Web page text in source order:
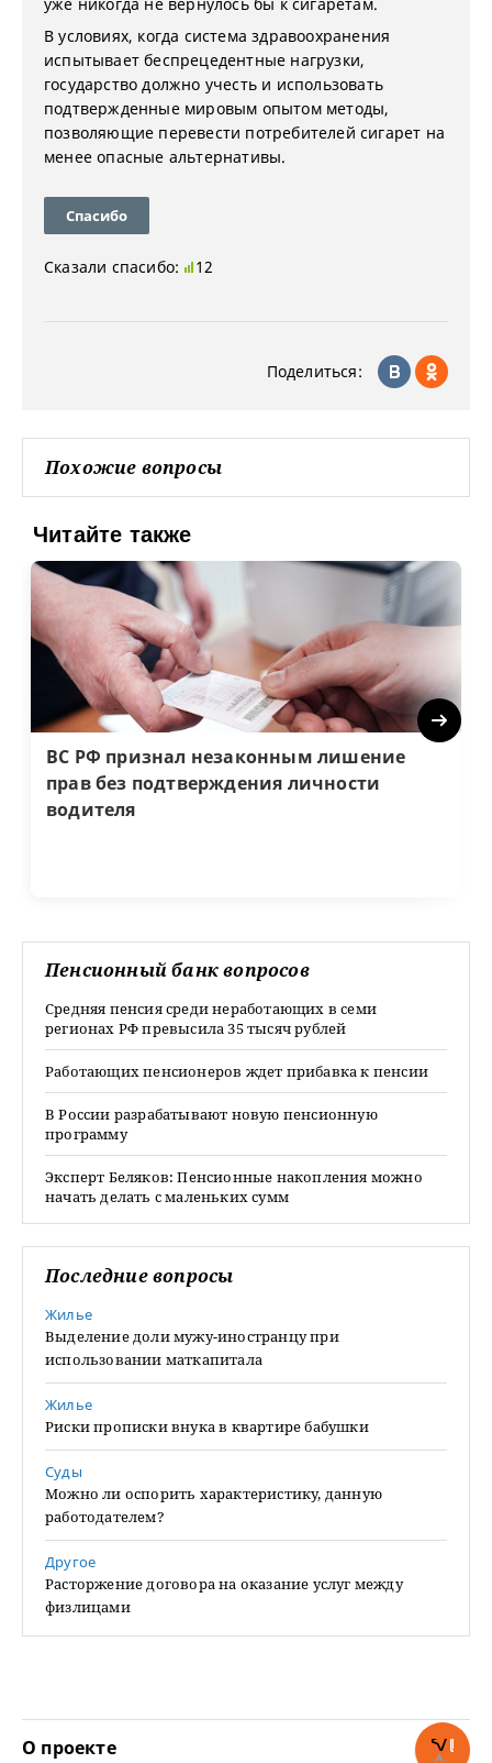
В условиях, когда система здравоохранения
испытывает беспрецедентные нагрузки,
государство должно учесть и использовать
подтвержденные мировым опытом методы,
позволяющие перевести потребителей сигарет на
менее опасные альтернативы.
Спасибо
Сказали спасибо: 12
Поделиться:
Похожие вопросы
Читайте также
ВС РФ признал незаконным лишение
прав без подтверждения личности
водителя
Next
Пенсионный банк вопросов
Средняя пенсия среди неработающих в семи
регионах РФ превысила 35 тысяч рублей
Работающих пенсионеров ждет прибавка к пенсии
В России разрабатывают новую пенсионную
программу
Эксперт Беляков: Пенсионные накопления можно
начать делать с маленьких сумм
Последние вопросы
Жилье
Выделение доли мужу-иностранцу при
использовании маткапитала
Жилье
Риски прописки внука в квартире бабушки
Суды
Можно ли оспорить характеристику, данную
работодателем?
Другое
Расторжение договора на оказание услуг между
физлицами
О проекте